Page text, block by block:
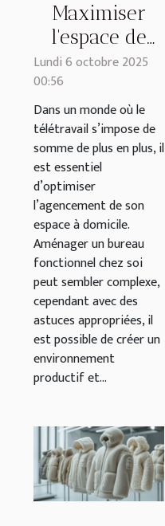
Maximiser
l'espace de
travail chez
soi : conseils
pratiques et
astuces
Lundi 6 octobre 2025
00:56
Dans un monde où le
télétravail s’impose de
somme de plus en plus, il
est essentiel
d’optimiser
l’agencement de son
espace à domicile.
Aménager un bureau
fonctionnel chez soi
peut sembler complexe,
cependant avec des
astuces appropriées, il
est possible de créer un
environnement
productif et...